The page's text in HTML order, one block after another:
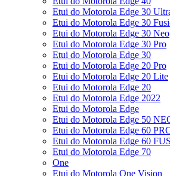
Etui do Motorola Edge 30
Etui do Motorola Edge 30
Etui do Motorola Edge 30 Neo
Etui do Motorola Edge 30 Pro
Etui do Motorola Edge 30
Etui do Motorola Edge 20 Pro
Etui do Motorola Edge 20 Lite
Etui do Motorola Edge 20
Etui do Motorola Edge 2022
Etui do Motorola Edge
Etui do Motorola Edge 50
Etui do Motorola Edge 60
Etui do Motorola Edge 60
Etui do Motorola Edge 70
One
Etui do Motorola One Vision